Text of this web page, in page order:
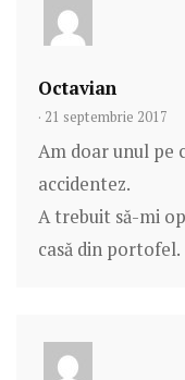
Octavian
· 21 septembrie 2017
Am doar unul pe
accidentez.
A trebuit să-mi
casă din portofel.